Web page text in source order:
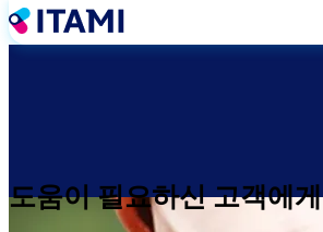
주
요
뛰
도움이 필요하신 고객에게